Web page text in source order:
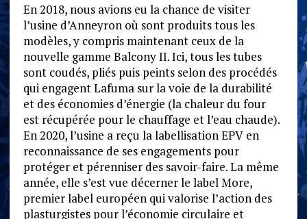
En 2018, nous avions eu la chance de visiter
l’usine d’Anneyron où sont produits tous les
modèles, y compris maintenant ceux de la
nouvelle gamme Balcony II. Ici, tous les tubes
sont coudés, pliés puis peints selon des procédés
qui engagent Lafuma sur la voie de la durabilité
et des économies d’énergie (la chaleur du four
est récupérée pour le chauffage et l’eau chaude).
En 2020, l’usine a reçu la labellisation EPV en
reconnaissance de ses engagements pour
protéger et pérenniser des savoir-faire. La même
année, elle s’est vue décerner le label More,
premier label européen qui valorise l’action des
plasturgistes pour l’économie circulaire et